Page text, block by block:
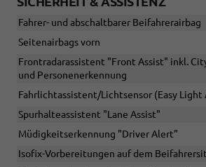
Fahrer- und abschaltbarer Beifahrerairbag
Seitenairbags vorn
Frontradarassistent "Front Assist" inkl.
und Personenerkennung
Fahrlichtassistent/Lichtsensor (Easy Light
Spurhalteassistent "Lane Assist"
Müdigkeitserkennung "Driver Alert"
Isofix-Vorbereitungen auf dem